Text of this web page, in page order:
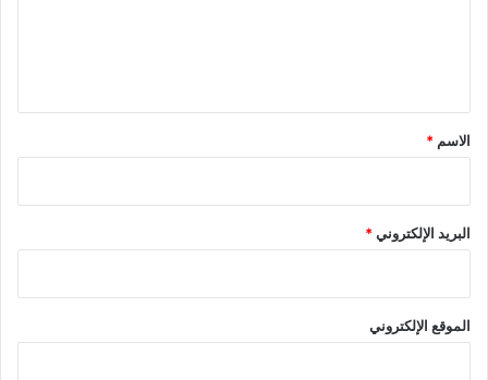
*
الاسم *
البريد الإلكتروني*
الموقع الإلكتروني